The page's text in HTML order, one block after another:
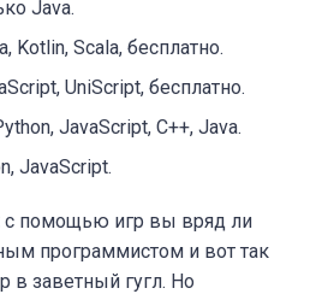
Java.
Kotlin, Scala, бесплатно.
UniScript, бесплатно.
JavaScript, C++, Java.
JavaScript.
с помощью игр вы вряд ли
программистом и вот так
в заветный гугл. Но